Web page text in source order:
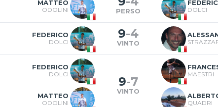
MATTEO
ODOLINI PERSO DOLCI
FEDERICO
DOLCI
9-4
VINTO
FEDERICO
DOLCI
MATTEO
ODOLINI
9-7
VINTO
MAESTRI
QUADRI